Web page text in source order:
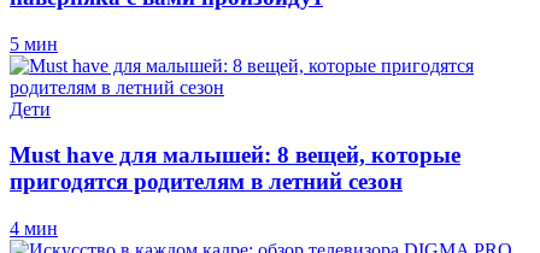
5 мин
Дети
Must have для малышей: 8 вещей, которые
пригодятся родителям в летний сезон
4 мин